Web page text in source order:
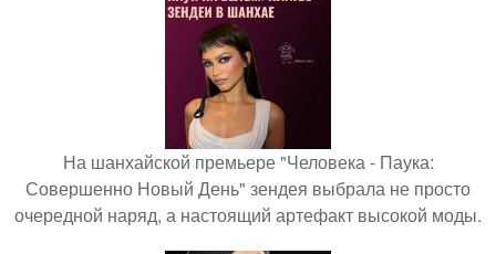
На шанхайской премьере "Человека - Паука:
Совершенно Новый День" зендея выбрала не просто
очередной наряд, а настоящий артефакт высокой моды.